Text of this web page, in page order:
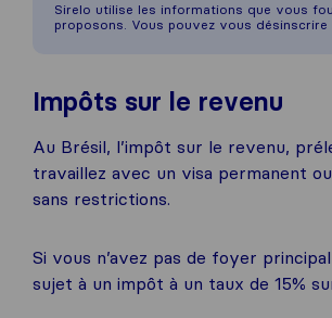
Sirelo utilise les informations que vous
proposons. Vous pouvez vous
Impôts sur le revenu
Au Brésil, l’impôt sur le revenu,
travaillez avec un visa permanent
sans restrictions.
Si vous n’avez pas de foyer
sujet à un impôt à un taux de 15%